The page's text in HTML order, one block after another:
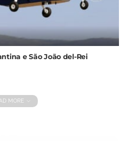
e São João del-Rei
MORE